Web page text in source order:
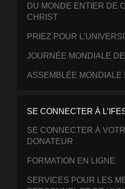
DU MONDE ENTIER DE
CHRIST
PRIEZ POUR
JOURNÉE MONDIALE
ASSEMBLÉE MONDIALE
SE CONNECTER À
SE CONNECTER À
DONATEUR
FORMATION EN LIGNE
SERVICES POUR LES